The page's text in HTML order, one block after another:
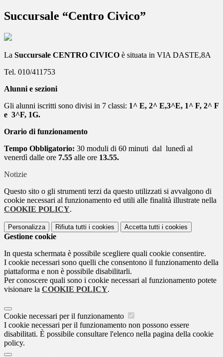
Succursale “Centro Civico”
La Succursale CENTRO CIVICO è situata in VIA DASTE,8A
Tel. 010/411753
Alunni e sezioni
Gli alunni iscritti sono divisi in 7 classi: 1^ E, 2^ E,3^E, 1^ F, 2^ F
e 3^F, 1G.
Orario di funzionamento
Tempo Obbligatorio: 30 moduli di 60 minuti dal lunedì al
venerdì dalle ore 7.55 alle ore 13.55.
Notizie
Questo sito o gli strumenti terzi da questo utilizzati si avvalgono di
cookie necessari al funzionamento ed utili alle finalità illustrate nella
COOKIE POLICY.
Personalizza Rifiuta tutti i cookies Accetta tutti i cookies
Gestione cookie
In questa schermata è possibile scegliere quali cookie consentire.
I cookie necessari sono quelli che consentono il funzionamento della
piattaforma e non è possibile disabilitarli.
Per conoscere quali sono i cookie necessari al funzionamento potete
visionare la COOKIE POLICY.
Cookie necessari per il funzionamento
I cookie necessari per il funzionamento non possono essere
disabilitati. È possibile consultare l'elenco nella pagina della cookie
policy.